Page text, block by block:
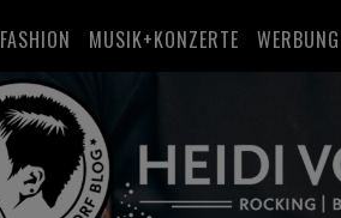
FASHION MUSIK+KONZERTE WERBUNG